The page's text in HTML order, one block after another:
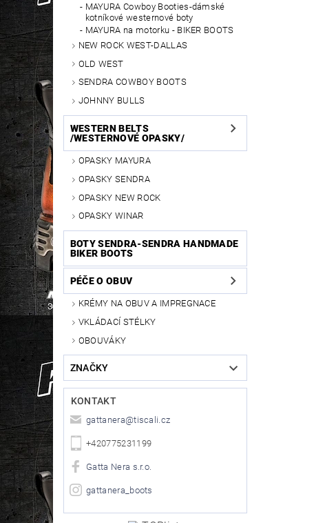
MAYURA Cowboy Booties-dámské
kotníkové westernové boty
MAYURA na motorku - BIKER BOOTS
NEW ROCK WEST-DALLAS
OLD WEST
SENDRA COWBOY BOOTS
JOHNNY BULLS
WESTERN BELTS
/WESTERNOVÉ OPASKY/
OPASKY MAYURA
OPASKY SENDRA
OPASKY NEW ROCK
OPASKY WINAR
BOTY SENDRA-SENDRA HANDMADE
BIKER BOOTS
PÉČE O OBUV
KRÉMY NA OBUV A IMPREGNACE
VKLÁDACÍ STÉLKY
OBOUVÁKY
ZNAČKY
KONTAKT
gattanera@tiscali.cz
+420775231199
Gatta Nera s.r.o.
gattanera_boots